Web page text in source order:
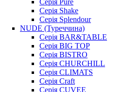
Серія Pure
Серія Shake
Серія Splendour
NUDE (Туреччина)
Серія BAR&TABLE
Серія BIG TOP
Серія BISTRO
Серія CHURCHILL
Серія CLIMATS
Серія Craft
Серія CUVEE